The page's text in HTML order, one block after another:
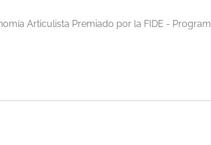
Articulista Premiado por la FIDE -